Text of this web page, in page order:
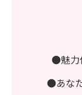
●魅力
●あな